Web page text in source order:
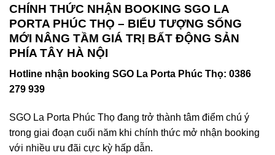
CHÍNH THỨC NHẬN BOOKING SGO LA
PORTA PHÚC THỌ – BIỂU TƯỢNG SỐNG
MỚI NÂNG TẦM GIÁ TRỊ BẤT ĐỘNG SẢN
PHÍA TÂY HÀ NỘI
Hotline nhận booking SGO La Porta Phúc Thọ: 0386
279 939
SGO La Porta Phúc Thọ đang trở thành tâm điểm chú ý
trong giai đoạn cuối năm khi chính thức mở nhận booking
với nhiều ưu đãi cực kỳ hấp dẫn.